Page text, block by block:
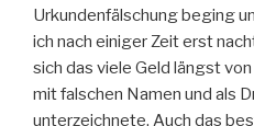
Urkundenfälschung beging
ich nach einiger Zeit erst
sich das viele Geld längst
mit falschen Namen und als
unterzeichnete. Auch das